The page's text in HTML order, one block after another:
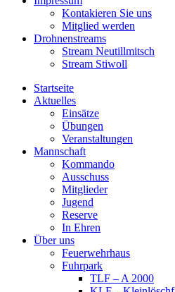
Kontakieren Sie uns
Mitglied werden
Drohnenstreams
Stream Neutillmitsch
Stream Stiwoll
Startseite
Aktuelles
Einsätze
Übungen
Veranstaltungen
Mannschaft
Kommando
Ausschuss
Mitglieder
Jugend
Reserve
In Ehren
Über uns
Feuerwehrhaus
Fuhrpark
TLF – A 2000